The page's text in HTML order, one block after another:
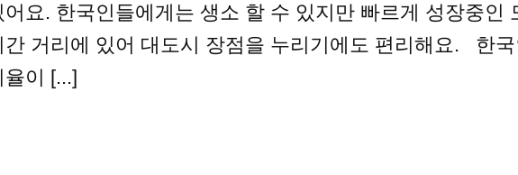
어요. 한국인들에게는 생소 할 수 있지만 빠르게 성장중인
간 거리에 있어 대도시 장점을 누리기에도 편리해요. 한
율이 [...]